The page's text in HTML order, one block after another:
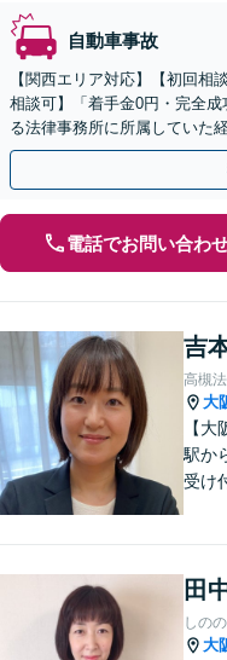
自動車事故
【関西エリア対応】【初回相
相談可】「着手金0円・完全
る法律事務所に所属していた
事故まで幅広く対応いたしま
電話でお問い合わ
吉
高槻
大
【
駅か
受け
ど将
田
しの
大